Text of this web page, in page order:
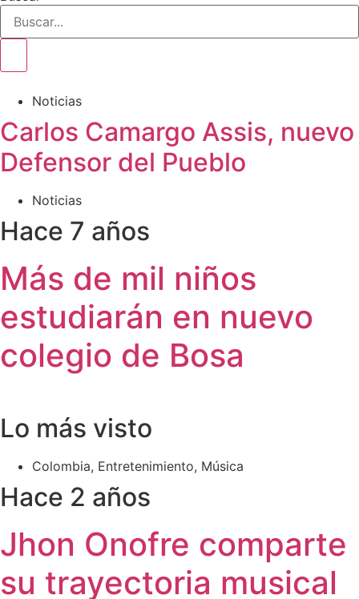
Noticias
Carlos Camargo Assis, nuevo
Defensor del Pueblo
Noticias
Hace 7 años
Más de mil niños
estudiarán en nuevo
colegio de Bosa
Lo más visto
Colombia, Entretenimiento, Música
Hace 2 años
Jhon Onofre comparte
su trayectoria musical